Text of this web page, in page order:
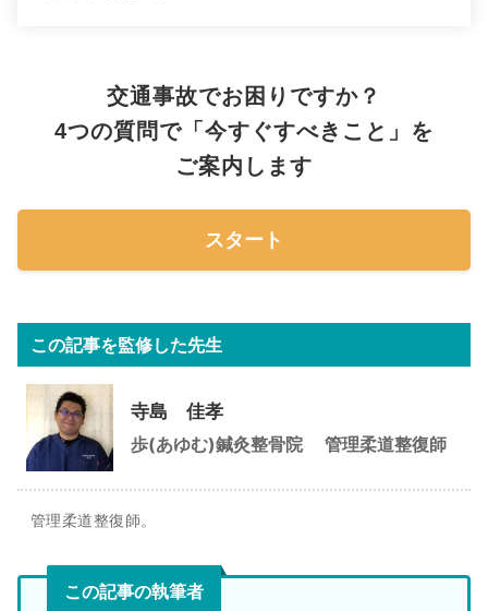
交通事故でお困りですか？
4つの質問で「今すぐすべきこと」を
ご案内します
スタート
この記事を監修した先生
寺島 佳孝
歩(あゆむ)鍼灸整骨院
管理柔道整復師
管理柔道整復師。
この記事の執筆者